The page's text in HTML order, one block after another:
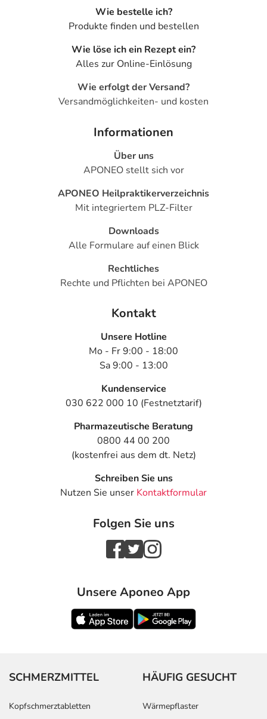
Wie bestelle ich?
Produkte finden und bestellen
Wie löse ich ein Rezept ein?
Alles zur Online-Einlösung
Wie erfolgt der Versand?
Versandmöglichkeiten- und kosten
Informationen
Über uns
APONEO stellt sich vor
APONEO Heilpraktikerverzeichnis
Mit integriertem PLZ-Filter
Downloads
Alle Formulare auf einen Blick
Rechtliches
Rechte und Pflichten bei APONEO
Kontakt
Unsere Hotline
Mo - Fr 9:00 - 18:00
Sa 9:00 - 13:00
Kundenservice
030 622 000 10 (Festnetztarif)
Pharmazeutische Beratung
0800 44 00 200
(kostenfrei aus dem dt. Netz)
Schreiben Sie uns
Nutzen Sie unser Kontaktformular
Folgen Sie uns
Unsere Aponeo App
SCHMERZMITTEL
Kopfschmerztabletten
HÄUFIG GESUCHT
Wärmepflaster